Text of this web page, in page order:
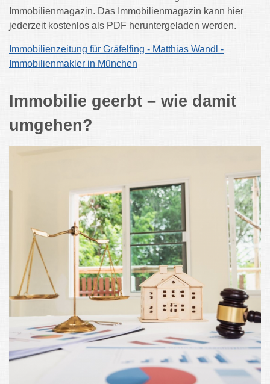
Immobilienmagazin. Das Immobilienmagazin kann hier
jederzeit kostenlos als PDF heruntergeladen werden.
Immobilienzeitung für Gräfelfing - Matthias Wandl -
Immobilienmakler in München
Immobilie geerbt – wie damit
umgehen?